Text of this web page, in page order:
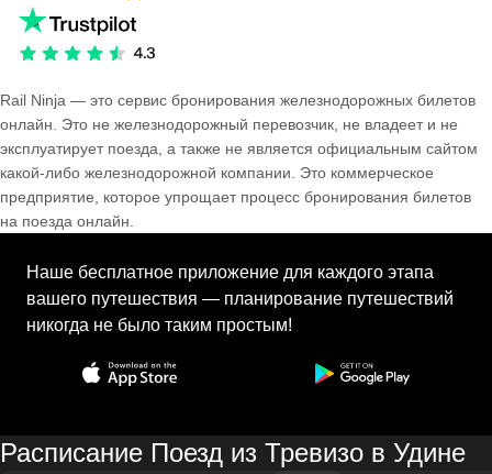
Rail Ninja — это сервис бронирования железнодорожных билетов
онлайн. Это не железнодорожный перевозчик, не владеет и не
эксплуатирует поезда, а также не является официальным сайтом
какой-либо железнодорожной компании. Это коммерческое
предприятие, которое упрощает процесс бронирования билетов
на поезда онлайн.
Наше бесплатное приложение для каждого этапа
вашего путешествия — планирование путешествий
никогда не было таким простым!
Расписание Поезд из Тревизо в Удине